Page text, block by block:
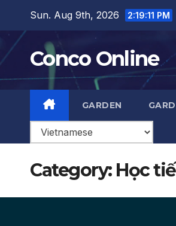
content
Sun. Aug 9th, 2026 2:19:13 PM
Conco Online
GARDEN
Category: Học